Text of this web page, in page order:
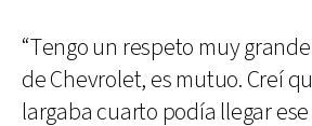
“Tengo un respeto muy
de Chevrolet, es mutuo. Creí
largaba cuarto podía llegar